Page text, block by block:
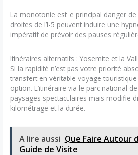
La monotonie est le principal danger de
droites de l’I-5 peuvent induire une
impératif de prévoir des pauses
Itinéraires alternatifs : Yosemite et la
Si la rapidité n’est pas votre priorité
transfert en véritable voyage
option. L’itinéraire via le parc national
paysages spectaculaires mais modifie
kilométrage et la durée.
A lire aussi Que Faire Autour
Guide de Visite